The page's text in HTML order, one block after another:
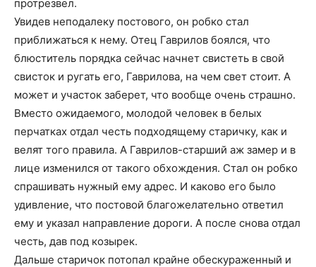
протрезвел.
Увидев неподалеку постового, он робко стал
приближаться к нему. Отец Гаврилов боялся, что
блюститель порядка сейчас начнет свистеть в свой
свисток и ругать его, Гаврилова, на чем свет стоит. А
может и участок заберет, что вообще очень страшно.
Вместо ожидаемого, молодой человек в белых
перчатках отдал честь подходящему старичку, как и
велят того правила. А Гаврилов-старший аж замер и в
лице изменился от такого обхождения. Стал он робко
спрашивать нужный ему адрес. И каково его было
удивление, что постовой благожелательно ответил
ему и указал направление дороги. А после снова отдал
честь, дав под козырек.
Дальше старичок потопал крайне обескураженный и